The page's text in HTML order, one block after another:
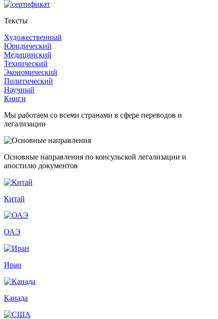
Тексты
Художественный
Юридический
Медицинский
Технический
Экономический
Политический
Научный
Книги
Мы работаем со всеми странами в сфере переводов и
легализации
Основные направления по консульской легализации и
апостилю документов
Китай
ОАЭ
Иран
Канада